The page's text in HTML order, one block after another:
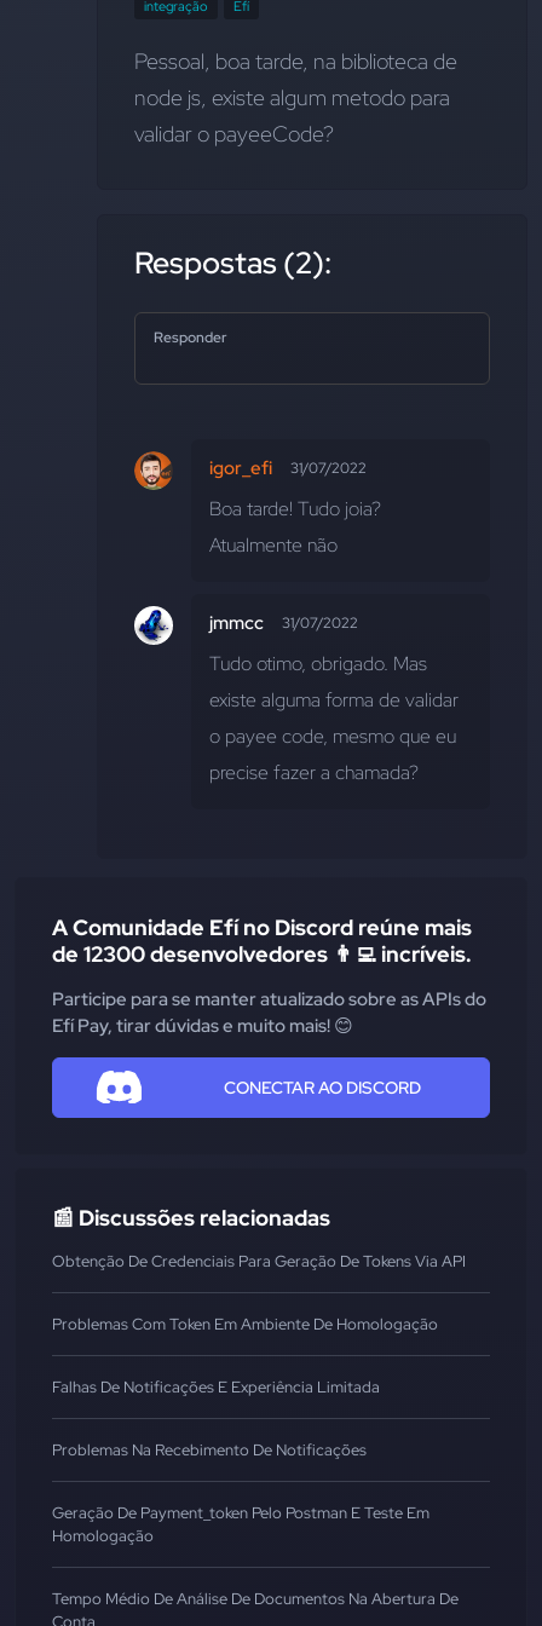
integração Efí
Pessoal, boa tarde, na biblioteca de
node js, existe algum metodo para
validar o payeeCode?
Respostas (2):
Responder
igor_efi 31/07/2022
Boa tarde! Tudo joia?
Atualmente não
jmmcc 31/07/2022
Tudo otimo, obrigado. Mas
existe alguma forma de validar
o payee code, mesmo que eu
precise fazer a chamada?
A Comunidade Efí no Discord reúne mais
de 12300 desenvolvedores 👨‍💻 incríveis.
Participe para se manter atualizado sobre as APIs do
Efí Pay, tirar dúvidas e muito mais! 😊
CONECTAR AO DISCORD
📰 Discussões relacionadas
Obtenção De Credenciais Para Geração De Tokens Via API
Problemas Com Token Em Ambiente De Homologação
Falhas De Notificações E Experiência Limitada
Problemas Na Recebimento De Notificações
Geração De Payment_token Pelo Postman E Teste Em
Homologação
Tempo Médio De Análise De Documentos Na Abertura De
Conta